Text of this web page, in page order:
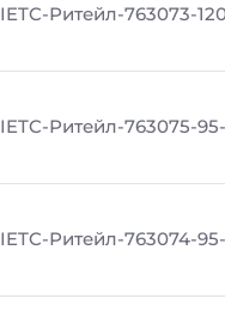
IETC-Ритейл-763073-
IETC-Ритейл-763075-
IETC-Ритейл-763074-